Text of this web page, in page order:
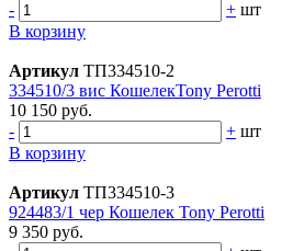
-
+ шт
В корзину
Артикул ТП334510-2
334510/3 вис КошелекTony Perotti
10 150 руб.
-
+ шт
В корзину
Артикул ТП334510-3
924483/1 чер Кошелек Tony Perotti
9 350 руб.